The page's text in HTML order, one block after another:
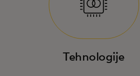
Tehnologije